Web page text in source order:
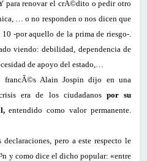
para renovar el crÃ©dito o pedir otro
… o no responden o nos dicen que
-por aquello de la prima de riesgo-.
viendo: debilidad, dependencia de
de apoyo del estado,…
Alain Jospin dijo en una
era de los ciudadanos por su
entendido como valor permanente.
pero a este respecto le
y como dice el dicho popular: «entre